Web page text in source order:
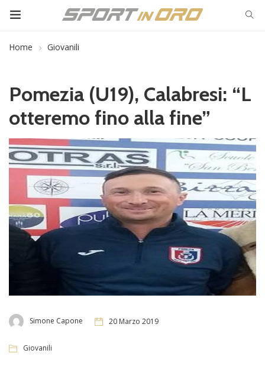
Home Giovanili
Pomezia (U19), Calabresi: “L
otteremo fino alla fine”
Simone Capone 20 Marzo 2019
Giovanili